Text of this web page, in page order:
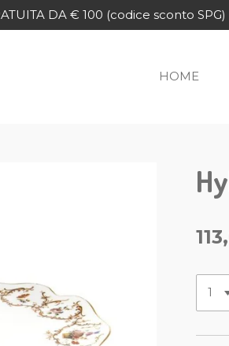
DA € 100 (codice sconto SPG)
HOME